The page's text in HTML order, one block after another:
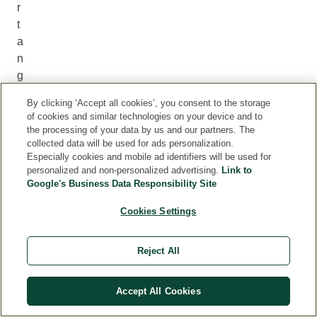
r
t
a
n
g
i
By clicking ‘Accept all cookies’, you consent to the storage
of cookies and similar technologies on your device and to
the processing of your data by us and our partners. The
collected data will be used for ads personalization.
Especially cookies and mobile ad identifiers will be used for
personalized and non-personalized advertising. Link to
Google's Business Data Responsibility Site
Cookies Settings
Reject All
Accept All Cookies